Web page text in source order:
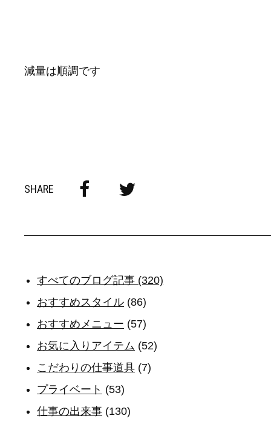
減量は順調です
SHARE
すべてのブログ記事 (320)
おすすめスタイル (86)
おすすめメニュー (57)
お気に入りアイテム (52)
こだわりの仕事道具 (7)
プライベート (53)
仕事の出来事 (130)